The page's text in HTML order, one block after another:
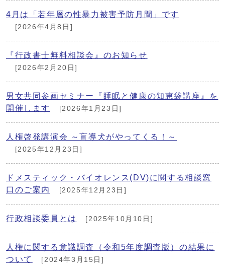
4月は「若年層の性暴力被害予防月間」です
[2026年4月8日]
『行政書士無料相談会』のお知らせ
[2026年2月20日]
男女共同参画セミナー『睡眠と健康の知恵袋講座』を
開催します
[2026年1月23日]
人権啓発講演会 ～盲導犬がやってくる！～
[2025年12月23日]
ドメスティック・バイオレンス(DV)に関する相談窓
口のご案内
[2025年12月23日]
行政相談委員とは [2025年10月10日]
人権に関する意識調査（令和5年度調査版）の結果に
ついて
[2024年3月15日]